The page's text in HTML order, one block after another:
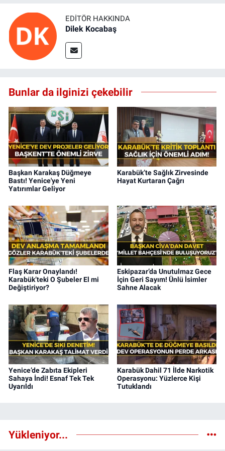
EDITÖR HAKKINDA
Dilek Kocabaş
Bunlar da ilginizi çekebilir
Başkan Karakaş Düğmeye
Bastı! Yenice'ye Yeni
Yatırımlar Geliyor
Karabük’te Sağlık Zirvesinde
Hayat Kurtaran Çağrı
Flaş Karar Onaylandı!
Karabük’teki O Şubeler El mi
Değiştiriyor?
Eskipazar’da Unutulmaz Gece
İçin Geri Sayım! Ünlü İsimler
Sahne Alacak
Yenice’de Zabıta Ekipleri
Sahaya İndi! Esnaf Tek Tek
Uyarıldı
Karabük Dahil 71 İlde Narkotik
Operasyonu: Yüzlerce Kişi
Tutuklandı
Yükleniyor...